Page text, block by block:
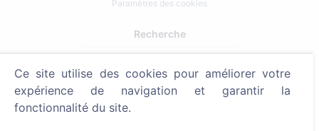
Paramètres des cookies
Recherche
Rechercher des cimetières
Ce site utilise des cookies pour améliorer votre
expérience de navigation et garantir la
fonctionnalité du site.